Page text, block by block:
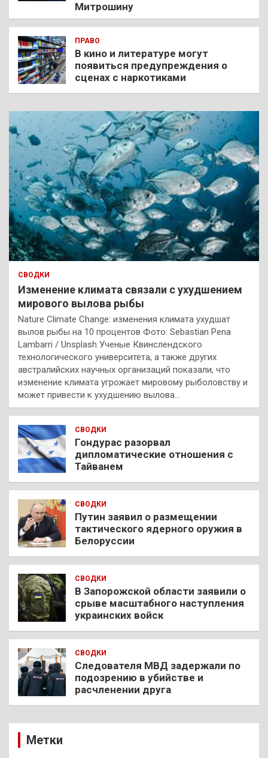
Митрошину
ПРАВО
В кино и литературе могут
появиться предупреждения о
сценах с наркотиками
СВОДКИ
Изменение климата связали с ухудшением
мирового вылова рыбы
Nature Climate Change: изменения климата ухудшат
вылов рыбы на 10 процентов Фото: Sebastian Pena
Lambarri / Unsplash Ученые Квинслендского
технологического университета, а также других
австралийских научных организаций показали, что
изменение климата угрожает мировому рыболовству и
может привести к ухудшению вылова…
СВОДКИ
Гондурас разорвал
дипломатические отношения с
Тайванем
СВОДКИ
Путин заявил о размещении
тактического ядерного оружия в
Белоруссии
СВОДКИ
В Запорожской области заявили о
срыве масштабного наступления
украинских войск
СВОДКИ
Следователя МВД задержали по
подозрению в убийстве и
расчленении друга
Метки